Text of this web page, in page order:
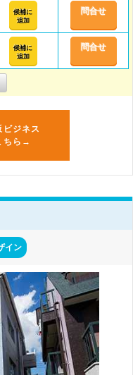
候補に
追加
問合せ
候補に
追加
問合せ
ジネス
ちら→
イン